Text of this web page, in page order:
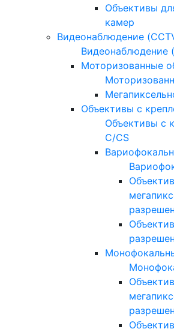
Объективы
камер
Видеонаблюдение
Видеонаблюдение
Моторизованные
Объективы с
Объективы с
C/CS